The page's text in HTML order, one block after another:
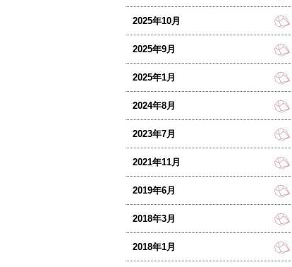
2025年10月
2025年9月
2025年1月
2024年8月
2023年7月
2021年11月
2019年6月
2018年3月
2018年1月